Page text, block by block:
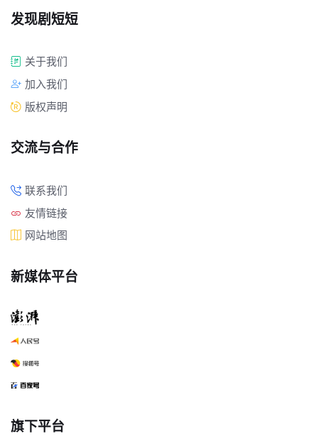
发现剧短短
关于我们
加入我们
版权声明
交流与合作
联系我们
友情链接
网站地图
新媒体平台
旗下平台